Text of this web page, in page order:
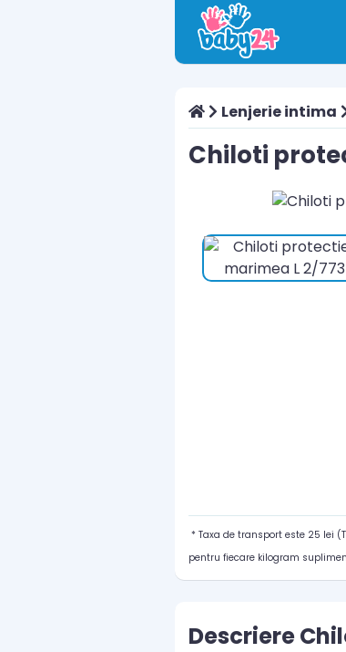
Lenjerie intima
Chiloti
* Taxa de transport este 25 lei
pentru fiecare kilogram
Descriere